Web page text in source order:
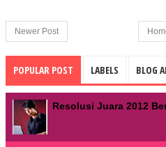
Newer Post
POPULAR POST LABELS BLOG
Resolusi Juara 2012